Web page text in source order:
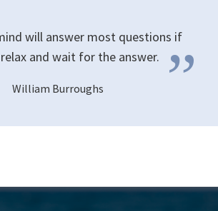
will answer most questions if
and wait for the answer. ”
William Burroughs